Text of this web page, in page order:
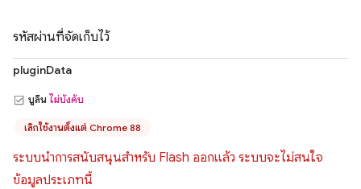
รหัสผ่านที่จัดเก็บไว้
pluginData
บูลีน ไม่บังคับ
เลิกใช้งานตั้งแต่ Chrome 88
ระบบนำการสนับสนุนสำหรับ Flash ออกแล้ว ระบบจะไม่สนใจ
ข้อมูลประเภทนี้